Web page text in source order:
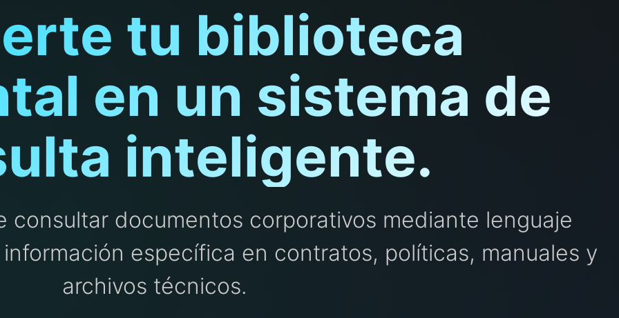
tu biblioteca
en un sistema de
inteligente.
consultar documentos corporativos mediante lenguaje
específica en contratos, políticas, manuales y
archivos técnicos.